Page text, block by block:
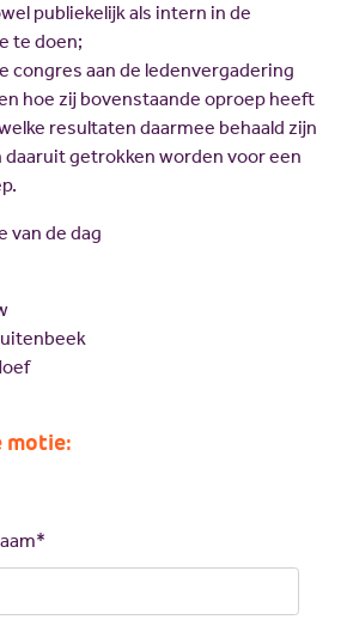
publiekelijk als intern in de
te doen;
congres aan de ledenvergadering
hoe zij bovenstaande oproep heeft
resultaten daarmee behaald zijn
daaruit getrokken worden voor een
van de dag
motie: